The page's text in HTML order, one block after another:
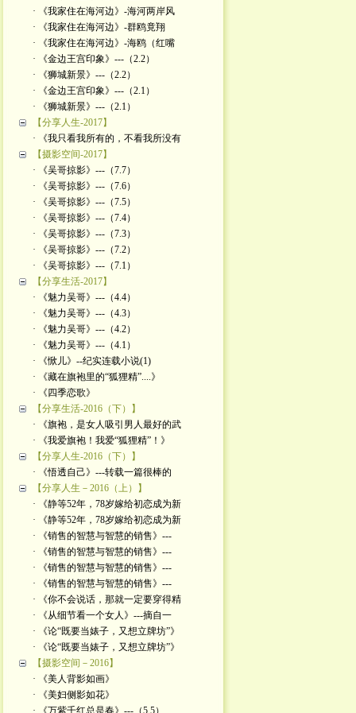
· 《我家住在海河边》-海河两岸风
· 《我家住在海河边》-群鸥竟翔
· 《我家住在海河边》-海鸥（红嘴
· 《金边王宫印象》---（2.2）
· 《狮城新景》---（2.2）
· 《金边王宫印象》---（2.1）
· 《狮城新景》---（2.1）
【分享人生-2017】
· 《我只看我所有的，不看我所没有
【摄影空间-2017】
· 《吴哥掠影》---（7.7）
· 《吴哥掠影》---（7.6）
· 《吴哥掠影》---（7.5）
· 《吴哥掠影》---（7.4）
· 《吴哥掠影》---（7.3）
· 《吴哥掠影》---（7.2）
· 《吴哥掠影》---（7.1）
【分享生活-2017】
· 《魅力吴哥》---（4.4）
· 《魅力吴哥》---（4.3）
· 《魅力吴哥》---（4.2）
· 《魅力吴哥》---（4.1）
· 《惞儿》--纪实连载小说(1)
· 《藏在旗袍里的“狐狸精”....》
· 《四季恋歌》
【分享生活-2016（下）】
· 《旗袍，是女人吸引男人最好的武
· 《我爱旗袍！我爱“狐狸精”！》
【分享人生-2016（下）】
· 《悟透自己》---转载一篇很棒的
【分享人生－2016（上）】
· 《静等52年，78岁嫁给初恋成为新
· 《静等52年，78岁嫁给初恋成为新
· 《销售的智慧与智慧的销售》---
· 《销售的智慧与智慧的销售》---
· 《销售的智慧与智慧的销售》---
· 《销售的智慧与智慧的销售》---
· 《你不会说话，那就一定要穿得精
· 《从细节看一个女人》---摘自一
· 《论“既要当婊子，又想立牌坊”》
· 《论“既要当婊子，又想立牌坊”》
【摄影空间－2016】
· 《美人背影如画》
· 《美妇侧影如花》
· 《万紫千红总是春》---（5.5）